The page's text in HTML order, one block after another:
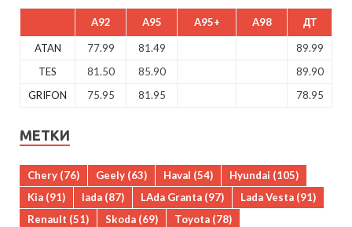
A92 A95 A95+ A98 ДТ
ATAN 77.99 81.49
89.99
TES
81.50 85.90
89.90
GRIFON
75.95 81.95 78.95
МЕТКИ
Chery (76) Geely (63) Haval (54) Hyundai (105)
Kia (91) lada (87) LAda Granta (97) Lada Vesta (91)
Renault (51) Skoda (69) Toyota (78)